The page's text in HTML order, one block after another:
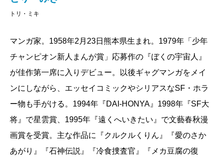
トリ・ミキ
マンガ家。1958年2月23日熊本県生まれ。1979年「少年
チャンピオン新人まんが賞」応募作の『ぼくの宇宙人』
が佳作第一席に入りデビュー。以後ギャグマンガをメイ
ンにしながら、エッセイコミックやシリアスなSF・ホラ
ー物も手がける。1994年『DAI-HONYA』1998年『SF大
将』で星雲賞、1995年『遠くへいきたい』で文藝春秋漫
画賞を受賞。主な作品に『クルクルくりん』『愛のさか
あがり』『石神伝説』『冷食捜査官』『メカ豆腐の復